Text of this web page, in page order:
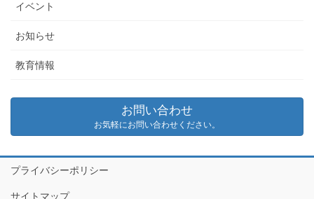
イベント
お知らせ
教育情報
お問い合わせ
お気軽にお問い合わせください。
プライバシーポリシー
サイトマップ